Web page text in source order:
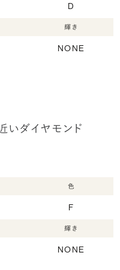
D
輝き
NONE
いダイヤモンド
色
F
輝き
NONE